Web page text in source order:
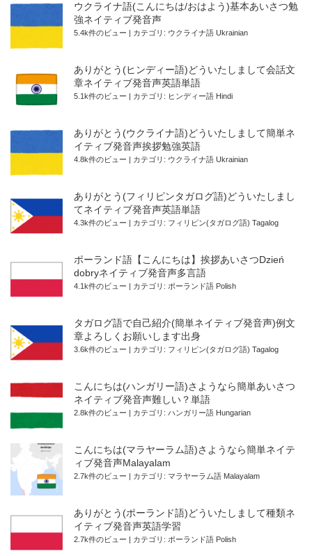
ウクライナ語(こんにちは/おはよう)基本あいさつ勉
強ネイティブ発音声
5.4k件のビュー | カテゴリ: ウクライナ語 Ukrainian
ありがとう(ヒンディー語)どういたしまして会話文
章ネイティブ発音声英語単語
5.1k件のビュー | カテゴリ: ヒンディー語 Hindi
ありがとう(ウクライナ語)どういたしまして簡単ネ
イティブ発音声挨拶勉強英語
4.8k件のビュー | カテゴリ: ウクライナ語 Ukrainian
ありがとう(フィリピンタガログ語)どういたしまし
てネイティブ発音声英語単語
4.3k件のビュー | カテゴリ: フィリピン(タガログ語) Tagalog
ポーランド語【こんにちは】挨拶あいさつDzień
dobryネイティブ発音声多言語
4.1k件のビュー | カテゴリ: ポーランド語 Polish
タガログ語で自己紹介(簡単ネイティブ発音声)例文
章よろしくお願いします出身
3.6k件のビュー | カテゴリ: フィリピン(タガログ語) Tagalog
こんにちは(ハンガリー語)さようなら簡単あいさつ
ネイティブ発音声難しい？単語
2.8k件のビュー | カテゴリ: ハンガリー語 Hungarian
こんにちは(マラヤーラム語)さようなら簡単ネイテ
ィブ発音声Malayalam
2.7k件のビュー | カテゴリ: マラヤーラム語 Malayalam
ありがとう(ポーランド語)どういたしまして種類ネ
イティブ発音声英語学習
2.7k件のビュー | カテゴリ: ポーランド語 Polish